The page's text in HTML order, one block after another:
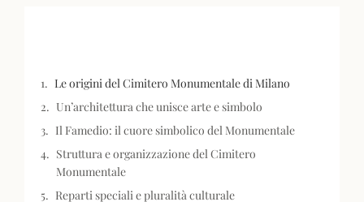
Le origini del Cimitero Monumentale di Milano
Un’architettura che unisce arte e simbolo
Il Famedio: il cuore simbolico del Monumentale
Struttura e organizzazione del Cimitero
Monumentale
Reparti speciali e pluralità culturale